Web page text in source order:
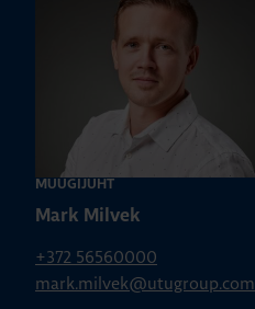
MÜÜGIJUHT
Mark Milvek
+372 56560000
mark.milvek@utugroup.com